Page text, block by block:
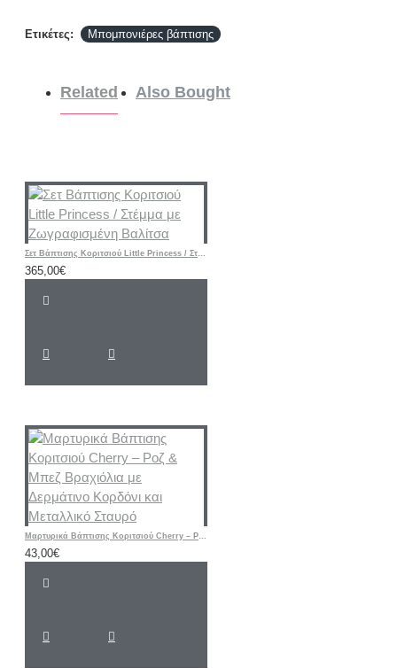
Ετικέτες: Μπομπονιέρες βάπτισης
Related Also Bought
Σετ Βάπτισης Κοριτσιού Little Princess / Στέμμα με Ζωγραφισμένη Βαλίτσα
365,00€
Μαρτυρικά Βάπτισης Κοριτσιού Cherry – Ροζ & Μπεζ Βραχιόλια με Δερμάτινο Κορδόνι και Μεταλλικό Σταυρό
43,00€